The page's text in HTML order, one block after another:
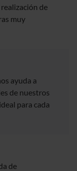
de
muy
ayuda a
de nuestros
para cada
de